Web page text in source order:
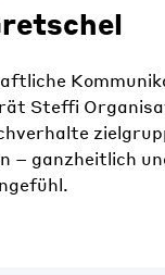
Steffi
– ganzheitlich